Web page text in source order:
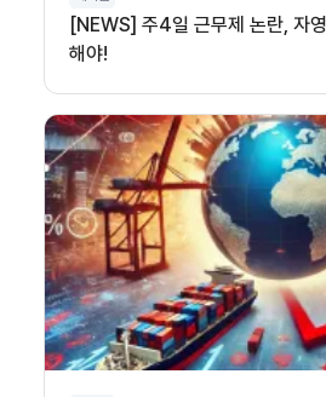
[NEWS] 주4일 근무제 논란, 자
해야!